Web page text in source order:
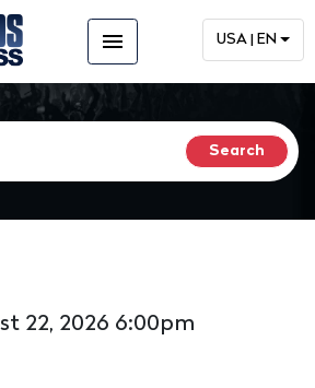
menu USA | EN
22, 2026 6:00pm